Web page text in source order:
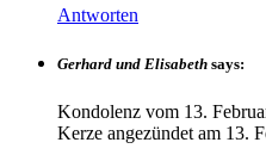
Antworten
Gerhard und Elisabeth says:
Kondolenz vom 13.
Kerze angezündet am 13.